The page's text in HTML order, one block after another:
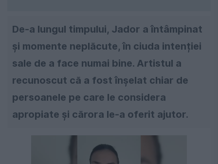
De-a lungul timpului, Jador a întâmpinat
și momente neplăcute, în ciuda intenției
sale de a face numai bine. Artistul a
recunoscut că a fost înșelat chiar de
persoanele pe care le considera
apropiate și cărora le-a oferit ajutor.